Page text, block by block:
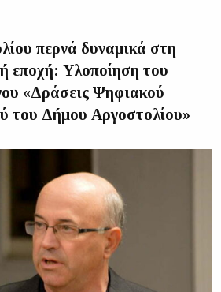
περνά δυναμικά στη
εποχή: Υλοποίηση του
«Δράσεις Ψηφιακού
του Δήμου Αργοστολίου»